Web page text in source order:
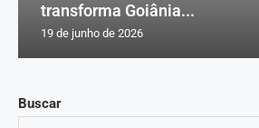
Buscar
transforma Goiânia...
19 de junho de 2026